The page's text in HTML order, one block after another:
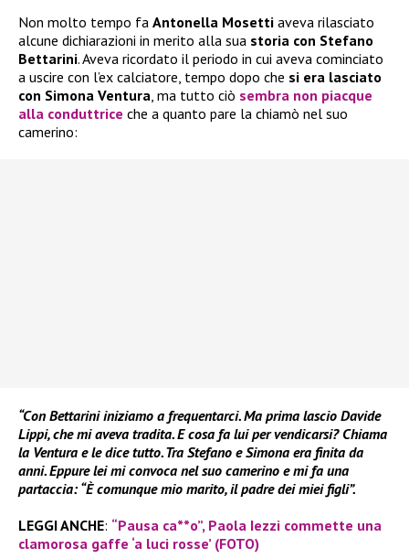
Non molto tempo fa Antonella Mosetti aveva rilasciato
alcune dichiarazioni in merito alla sua storia con Stefano
Bettarini. Aveva ricordato il periodo in cui aveva cominciato
a uscire con l’ex calciatore, tempo dopo che si era lasciato
con Simona Ventura, ma tutto ciò sembra non piacque
alla conduttrice che a quanto pare la chiamò nel suo
camerino:
“Con Bettarini iniziamo a frequentarci. Ma prima lascio Davide
Lippi, che mi aveva tradita. E cosa fa lui per vendicarsi? Chiama
la Ventura e le dice tutto. Tra Stefano e Simona era finita da
anni. Eppure lei mi convoca nel suo camerino e mi fa una
partaccia: “È comunque mio marito, il padre dei miei figli”.
LEGGI ANCHE: “Pausa ca**o”, Paola Iezzi commette una
clamorosa gaffe ‘a luci rosse’ (FOTO)